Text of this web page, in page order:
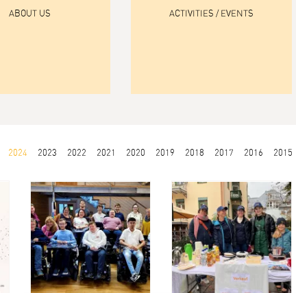
ABOUT US ACTIVITIES / EVENTS
2024 2023 2022 2021 2020 2019 2018 2017 2016 2015